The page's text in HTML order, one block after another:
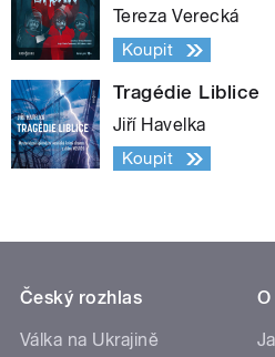
Tereza Verecká
Koupit
Tragédie Liblice
Jiří Havelka
Koupit
Český rozhlas
Válka na Ukrajině
O